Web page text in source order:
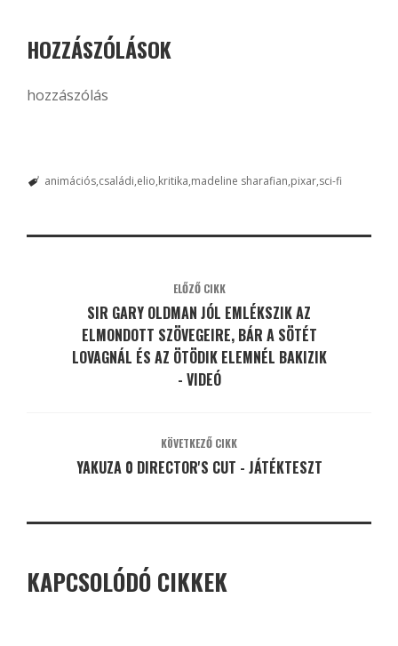
HOZZÁSZÓLÁSOK
hozzászólás
animációs családi elio kritika madeline sharafian pixar sci-fi
ELŐZŐ CIKK
SIR GARY OLDMAN JÓL EMLÉKSZIK AZ
ELMONDOTT SZÖVEGEIRE, BÁR A SÖTÉT
LOVAGNÁL ÉS AZ ÖTÖDIK ELEMNÉL BAKIZIK
- VIDEÓ
KÖVETKEZŐ CIKK
YAKUZA 0 DIRECTOR'S CUT - JÁTÉKTESZT
KAPCSOLÓDÓ CIKKEK